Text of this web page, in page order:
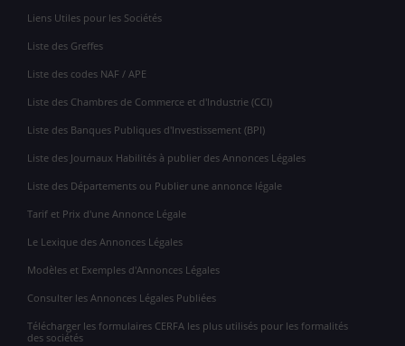
Liens Utiles pour les Sociétés
Liste des Greffes
Liste des codes NAF / APE
Liste des Chambres de Commerce et d'Industrie (CCI)
Liste des Banques Publiques d'Investissement (BPI)
Liste des Journaux Habilités à publier des Annonces Légales
Liste des Départements ou Publier une annonce légale
Tarif et Prix d'une Annonce Légale
Le Lexique des Annonces Légales
Modèles et Exemples d'Annonces Légales
Consulter les Annonces Légales Publiées
Télécharger les formulaires CERFA les plus utilisés pour les formalités
des sociétés